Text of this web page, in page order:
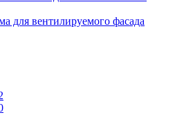
для вентилируемого фасада